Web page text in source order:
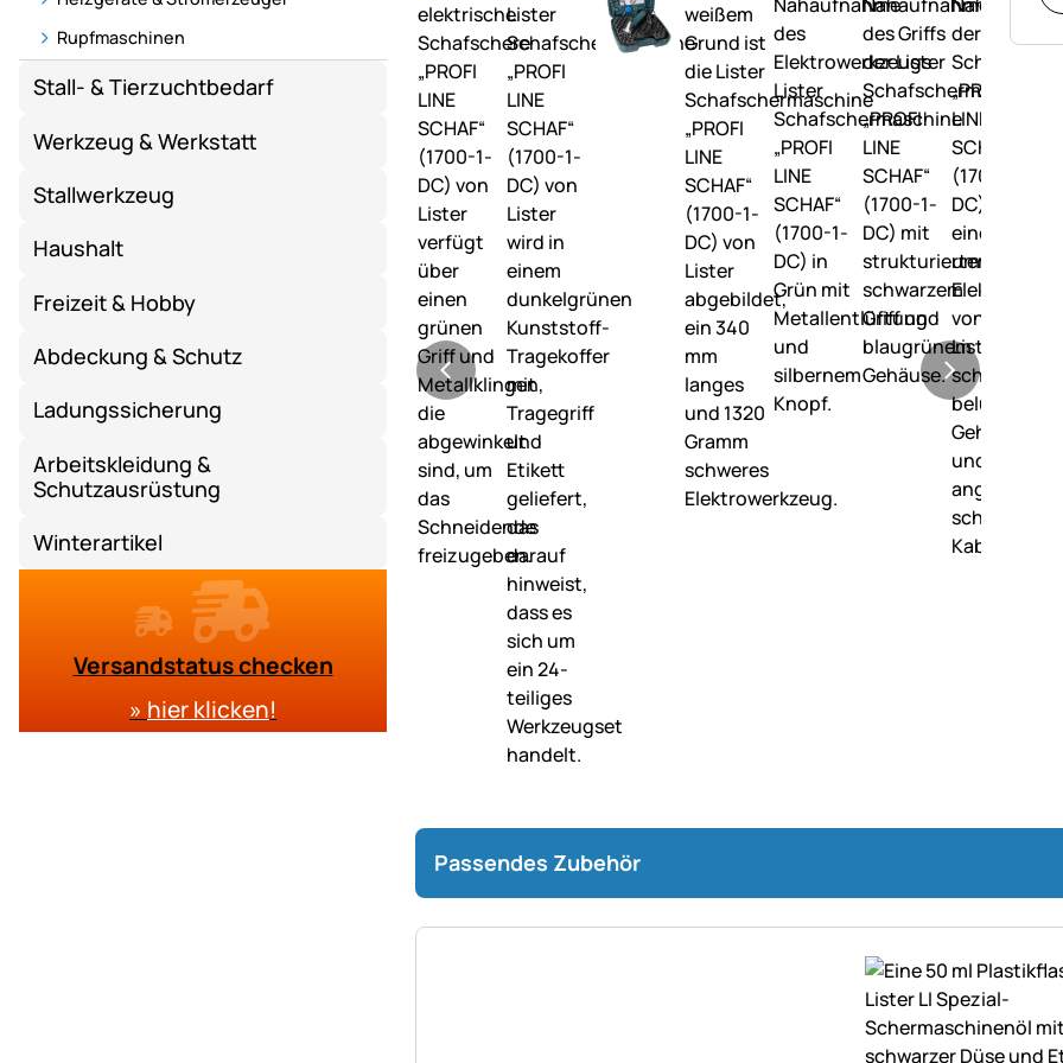
Rupfmaschinen
Stall- & Tierzuchtbedarf
Werkzeug & Werkstatt
Stallwerkzeug
Haushalt
Freizeit & Hobby
Abdeckung & Schutz
Ladungssicherung
Arbeitskleidung &
Schutzausrüstung
Winterartikel
Versandstatus checken
» hier klicken!
Passendes Zubehör